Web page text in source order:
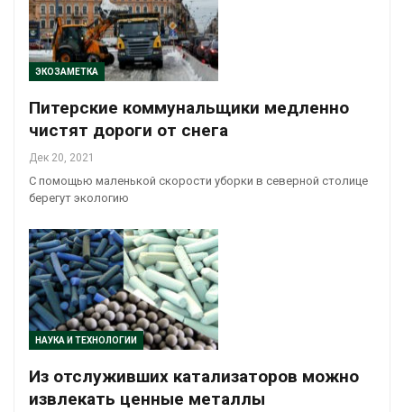
ЭКОЗАМЕТКА
Питерские коммунальщики медленно
чистят дороги от снега
Дек 20, 2021
С помощью маленькой скорости уборки в северной столице
берегут экологию
НАУКА И ТЕХНОЛОГИИ
Из отслуживших катализаторов можно
извлекать ценные металлы